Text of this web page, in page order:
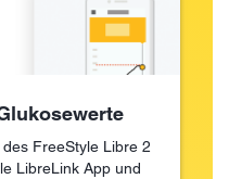
FreeStyle Libre 2
LibreLink App und